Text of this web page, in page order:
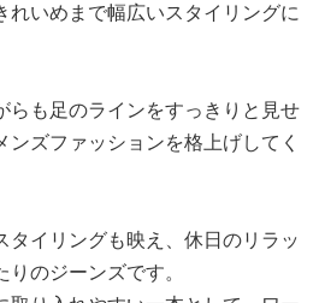
のこのメンズワイドジーンズ
が施された生地は上品な印象を